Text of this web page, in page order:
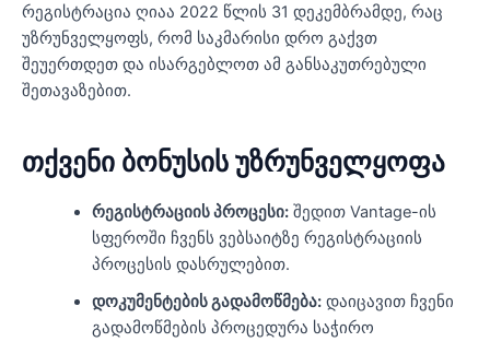
რეგისტრაცია ღიაა 2022 წლის 31 დეკემბრამდე, რაც
უზრუნველყოფს, რომ საკმარისი დრო გაქვთ
შეუერთდეთ და ისარგებლოთ ამ განსაკუთრებული
შეთავაზებით.
თქვენი ბონუსის უზრუნველყოფა
რეგისტრაციის პროცესი:შედით Vantage-ის
სფეროში ჩვენს ვებსაიტზე რეგისტრაციის
პროცესის დასრულებით.
დოკუმენტების გადამოწმება:დაიცავით ჩვენი
გადამოწმების პროცედურა საჭირო